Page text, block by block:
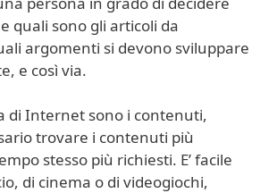
quali sono gli articoli da
argomenti si devono sviluppare
e così via.
di Internet sono i contenuti,
trovare i contenuti più
stesso più richiesti. E’ facile
di cinema o di videogiochi,